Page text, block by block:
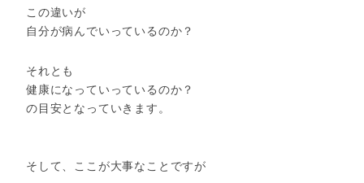
この違いが
自分が病んでいっているのか？
それとも
健康になっていっているのか？
の目安となっていきます。
そして、ここが大事なことですが